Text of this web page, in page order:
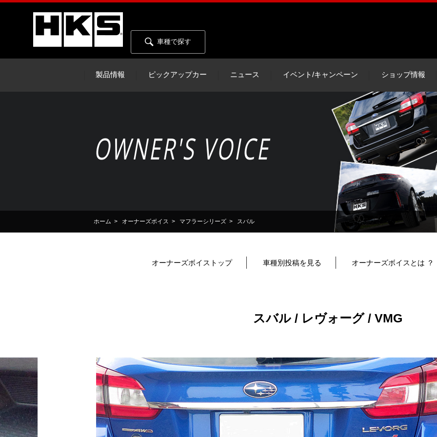
車種で探す
製品情報 ピックアップカー ニュース イベント/キャンペーン ショップ情報
OWNER'S VOICE
ホーム > オーナーズボイス > マフラーシリーズ > スバル
オーナーズボイストップ 車種別投稿を見る オーナーズボイスとは ？
スバル / レヴォーグ / VMG